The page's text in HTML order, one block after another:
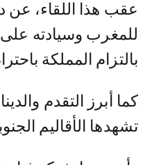
عقب هذا اللقاء، عن
للمغرب وسيادته
بالتزام المملكة
كما أبرز التقدم
تشهدها الأقاليم